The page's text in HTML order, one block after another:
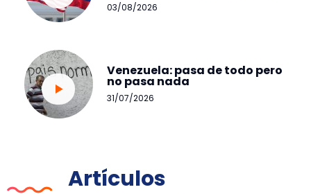
03/08/2026
Venezuela: pasa de todo pero
no pasa nada
31/07/2026
Artículos